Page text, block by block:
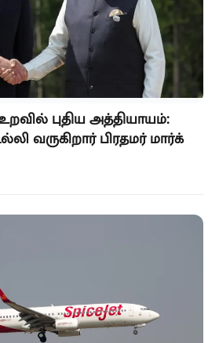
புதிய அத்தியாயம்:
வருகிறார் பிரதமர் மார்க்